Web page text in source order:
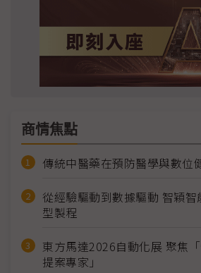
商情焦點
傳統中醫藥在預防醫學與數位
從經驗驅動到數據驅動 智穎智
型製程
東方馬達2026自動化展 聚焦
提案專家」